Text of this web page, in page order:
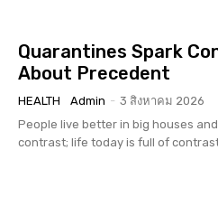
Quarantines Spark
About Precedent
HEALTH Admin - 3 สิงหาคม 2026
People live better in big houses
contrast; life today is full of